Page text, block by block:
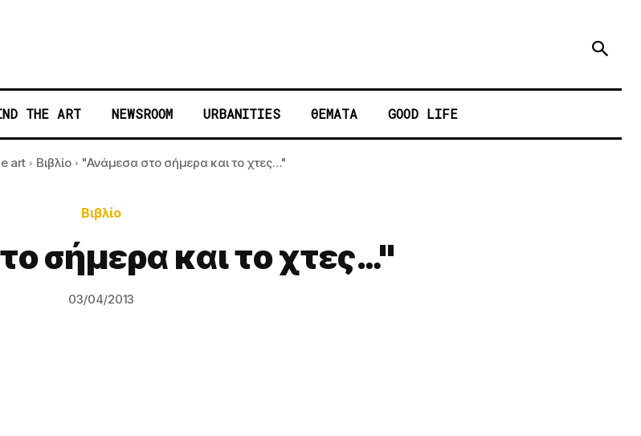
THE ART NEWSROOM URBANITIES ΘΕΜΑΤΑ GOOD LIFE
art Βιβλίο "Ανάμεσα στο σήμερα και το χτες…"
Βιβλίο
σήμερα και το χτες…"
03/04/2013